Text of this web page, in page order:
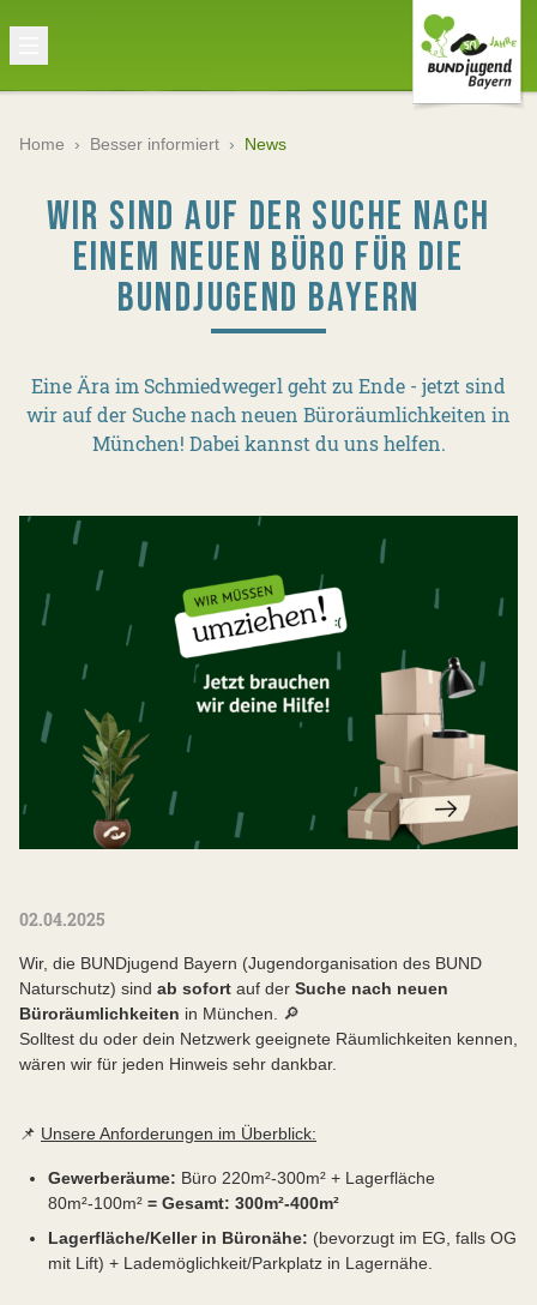
Home › Besser informiert › News
WIR SIND AUF DER SUCHE NACH
EINEM NEUEN BÜRO FÜR DIE
BUNDJUGEND BAYERN
Eine Ära im Schmiedwegerl geht zu Ende - jetzt sind
wir auf der Suche nach neuen Büroräumlichkeiten in
München! Dabei kannst du uns helfen.
02.04.2025
Wir, die BUNDjugend Bayern (Jugendorganisation des BUND
Naturschutz) sind ab sofort auf der Suche nach neuen
Büroräumlichkeiten in München. 🔎
Solltest du oder dein Netzwerk geeignete Räumlichkeiten kennen,
wären wir für jeden Hinweis sehr dankbar.
📌 Unsere Anforderungen im Überblick:
Gewerberäume: Büro 220m²-300m² + Lagerfläche
80m²-100m² = Gesamt: 300m²-400m²
Lagerfläche/Keller in Büronähe: (bevorzugt im EG, falls OG
mit Lift) + Lademöglichkeit/Parkplatz in Lagernähe.